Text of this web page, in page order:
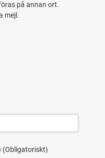
på annan ort.
mejl.